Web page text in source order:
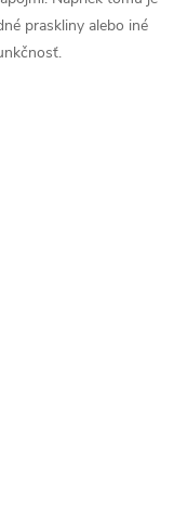
praskliny alebo iné